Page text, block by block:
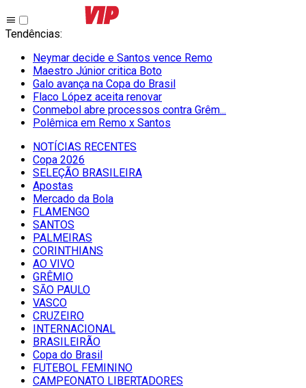
Tendências:
Neymar decide e Santos vence Remo
Maestro Júnior critica Boto
Galo avança na Copa do Brasil
Flaco López aceita renovar
Conmebol abre processos contra Grêm...
Polêmica em Remo x Santos
NOTÍCIAS RECENTES
Copa 2026
SELEÇÃO BRASILEIRA
Apostas
Mercado da Bola
FLAMENGO
SANTOS
PALMEIRAS
CORINTHIANS
AO VIVO
GRÊMIO
SĀO PAULO
VASCO
CRUZEIRO
INTERNACIONAL
BRASILEIRÃO
Copa do Brasil
FUTEBOL FEMININO
CAMPEONATO LIBERTADORES